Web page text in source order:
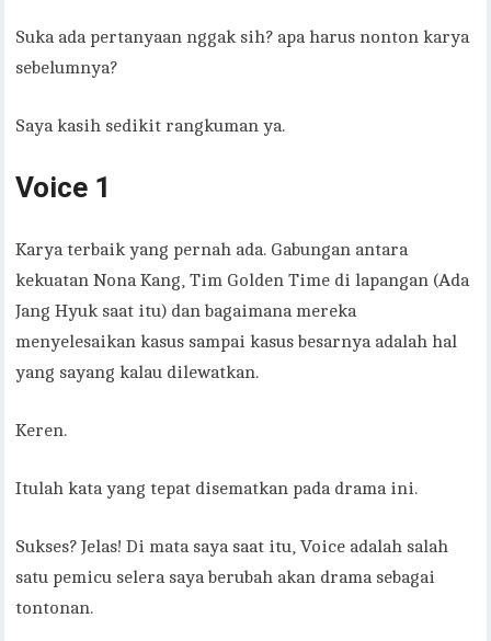
Suka ada pertanyaan nggak sih? apa harus nonton karya
sebelumnya?
Saya kasih sedikit rangkuman ya.
Voice 1
Karya terbaik yang pernah ada. Gabungan antara
kekuatan Nona Kang, Tim Golden Time di lapangan (Ada
Jang Hyuk saat itu) dan bagaimana mereka
menyelesaikan kasus sampai kasus besarnya adalah hal
yang sayang kalau dilewatkan.
Keren.
Itulah kata yang tepat disematkan pada drama ini.
Sukses? Jelas! Di mata saya saat itu, Voice adalah salah
satu pemicu selera saya berubah akan drama sebagai
tontonan.